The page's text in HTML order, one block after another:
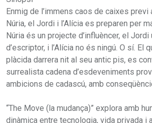
Enmig de l’immens caos de caixes previ
Núria, el Jordi i l’Alícia es preparen per
Núria és un projecte d’influèncer, el Jordi
d’escriptor, i l’Alícia no és ningú. O sí. El
plàcida darrera nit al seu antic pis, es
surrealista cadena d’esdeveniments
ambicions de cadascú, amb
“The Move (la mudança)” explora amb
dinàmica entre tecnologia, vida privada i